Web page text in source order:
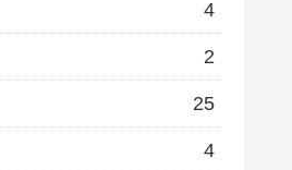
4
2
25
4